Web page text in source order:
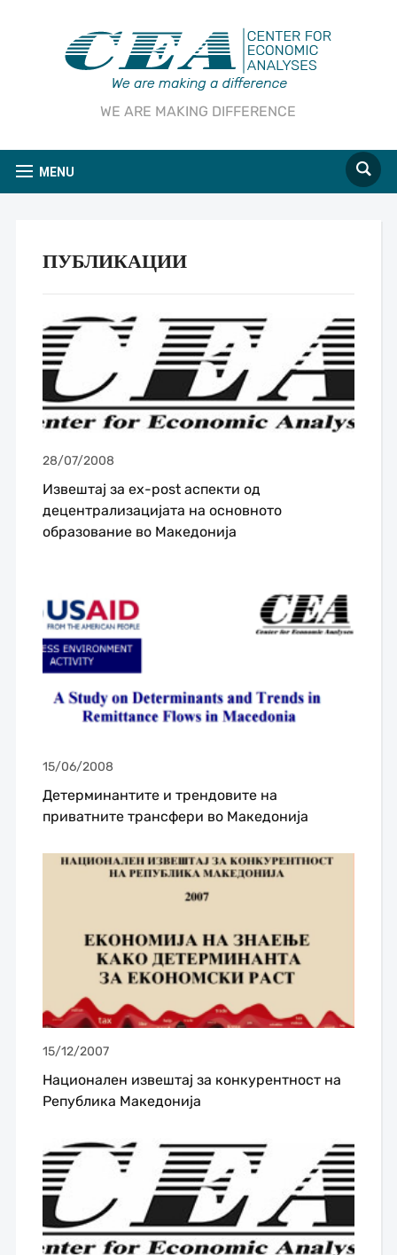
WE ARE MAKING DIFFERENCE
MENU
ПУБЛИКАЦИИ
28/07/2008
Извештај за ex-post аспекти од
децентрализацијата на основното
образование во Македонија
15/06/2008
Детерминантите и трендовите на
приватните трансфери во Македонија
15/12/2007
Национален извештај за конкурентност на
Република Македонија